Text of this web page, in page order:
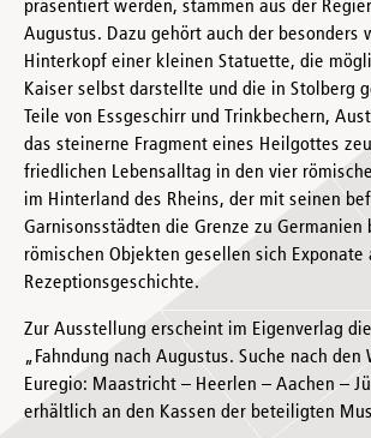
präsentiert werden, stammen aus der
Augustus. Dazu gehört auch der besonders
Hinterkopf einer kleinen Statuette, die
Kaiser selbst darstellte und die in Stolberg
Teile von Essgeschirr und Trinkbechern,
das steinerne Fragment eines Heilgottes
friedlichen Lebensalltag in den vier
im Hinterland des Rheins, der mit seinen
Garnisonsstädten die Grenze zu Germanien
römischen Objekten gesellen sich Exponate
Rezeptionsgeschichte.
Zur Ausstellung erscheint im Eigenverlag
„Fahndung nach Augustus. Suche nach den
Euregio: Maastricht – Heerlen – Aachen –
erhältlich an den Kassen der beteiligten